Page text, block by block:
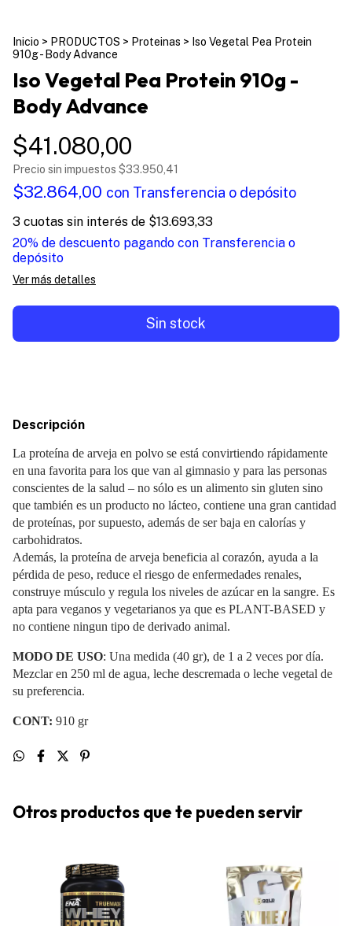
Inicio > PRODUCTOS > Proteinas > Iso Vegetal Pea Protein
910g - Body Advance
Iso Vegetal Pea Protein 910g -
Body Advance
$41.080,00
Precio sin impuestos $33.950,41
$32.864,00 con Transferencia o depósito
3 cuotas sin interés de $13.693,33
20% de descuento pagando con Transferencia o
depósito
Ver más detalles
Descripción
La proteína de arveja en polvo se está convirtiendo rápidamente
en una favorita para los que van al gimnasio y para las personas
conscientes de la salud – no sólo es un alimento sin gluten sino
que también es un producto no lácteo, contiene una gran cantidad
de proteínas, por supuesto, además de ser baja en calorías y
carbohidratos.
Además, la proteína de arveja beneficia al corazón, ayuda a la
pérdida de peso, reduce el riesgo de enfermedades renales,
construye músculo y regula los niveles de azúcar en la sangre. Es
apta para veganos y vegetarianos ya que es PLANT-BASED y
no contiene ningun tipo de derivado animal.
MODO DE USO: Una medida (40 gr), de 1 a 2 veces por día.
Mezclar en 250 ml de agua, leche descremada o leche vegetal de
su preferencia.
CONT: 910 gr
Otros productos que te pueden servir